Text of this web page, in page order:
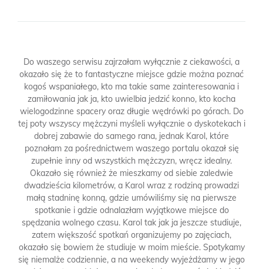
Do waszego serwisu zajrzałam wyłącznie z ciekawości, a
okazało się że to fantastyczne miejsce gdzie można poznać
kogoś wspaniałego, kto ma takie same zainteresowania i
zamiłowania jak ja, kto uwielbia jedzić konno, kto kocha
wielogodzinne spacery oraz długie wędrówki po górach. Do
tej poty wszyscy mężczyni myśleli wyłącznie o dyskotekach i
dobrej zabawie do samego rana, jednak Karol, które
poznałam za pośrednictwem waszego portalu okazał się
zupełnie inny od wszystkich mężczyzn, wręcz idealny.
Okazało się również że mieszkamy od siebie zaledwie
dwadzieścia kilometrów, a Karol wraz z rodziną prowadzi
małą stadninę konną, gdzie umówiliśmy się na pierwsze
spotkanie i gdzie odnalazłam wyjątkowe miejsce do
spędzania wolnego czasu. Karol tak jak ja jeszcze studiuje,
zatem większość spotkań organizujemy po zajęciach,
okazało się bowiem że studiuje w moim mieście. Spotykamy
się niemalże codziennie, a na weekendy wyjeżdżamy w jego